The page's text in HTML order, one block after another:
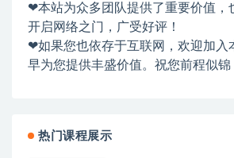
❤本站为众多团队提供了重要价值，
开启网络之门，广受好评！
❤如果您也依存于互联网，欢迎加入
早为您提供丰盛价值。祝您前程似锦
热门课程展示